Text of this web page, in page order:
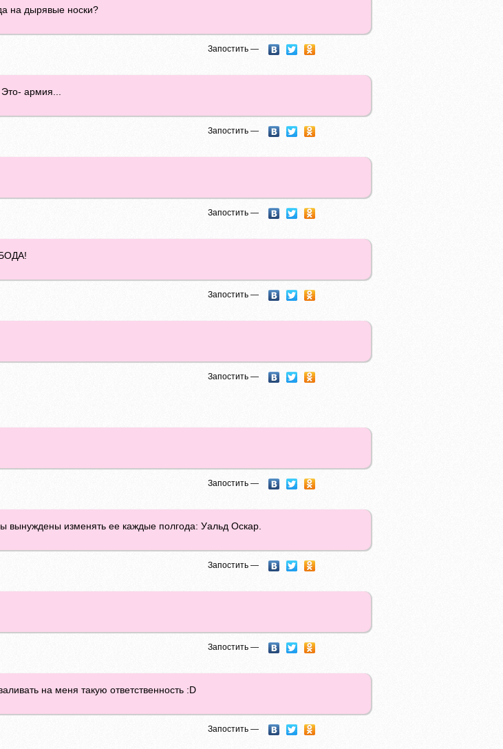
на дырявые носки?
Запостить —
армия...
Запостить —
Запостить —
Запостить —
Запостить —
Запостить —
вынуждены изменять ее каждые полгода: Уальд Оскар.
Запостить —
Запостить —
на меня такую ответственность :D
Запостить —